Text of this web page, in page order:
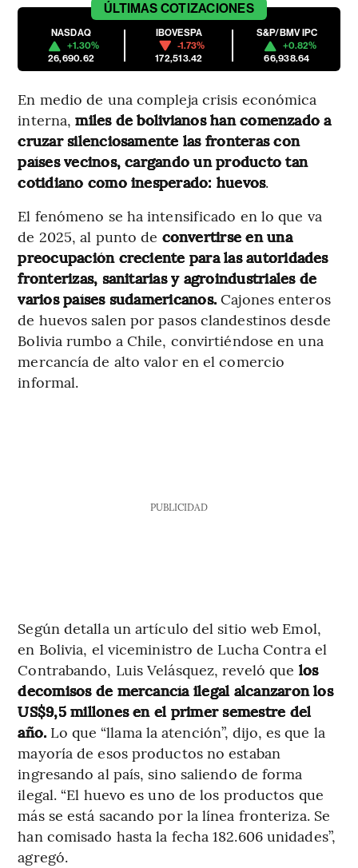
ÚLTIMAS COTIZACIONES
NASDAQ
+1.30%
26,690.62
IBOVESPA
-1.73%
172,513.42
S&P/BMV IPC
+0.82%
66,938.64
En medio de una compleja crisis económica
interna,miles de bolivianos han comenzado a
cruzar silenciosamente las fronteras con
países vecinos, cargando un producto tan
cotidiano como inesperado: huevos.
El fenómeno se ha intensificado en lo que va
de 2025, al punto de convertirse en una
preocupación creciente para las autoridades
fronterizas, sanitarias y agroindustriales de
varios países sudamericanos. Cajones enteros
de huevos salen por pasos clandestinos desde
Bolivia rumbo a Chile, convirtiéndose en una
mercancía de alto valor en el comercio
informal.
PUBLICIDAD
Según detalla un artículo del sitio web Emol,
en Bolivia, el viceministro de Lucha Contra el
Contrabando, Luis Velásquez, reveló que los
decomisos de mercancía ilegal alcanzaron los
US$9,5 millones en el primer semestre del
año. Lo que “llama la atención”, dijo, es que la
mayoría de esos productos no estaban
ingresando al país, sino saliendo de forma
ilegal. “El huevo es uno de los productos que
más se está sacando por la línea fronteriza. Se
han comisado hasta la fecha 182.606 unidades”,
agregó.